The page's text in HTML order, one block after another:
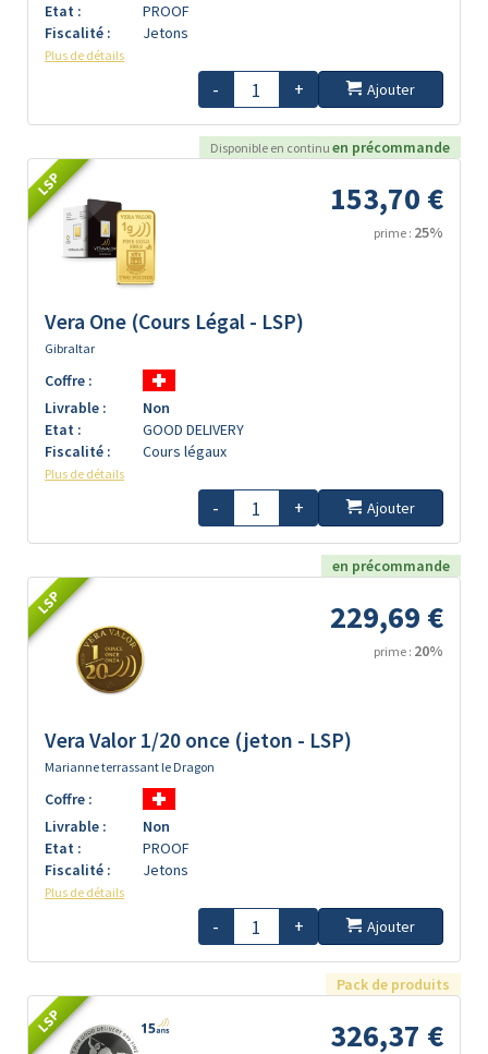
Etat :
PROOF
Fiscalité :
Jetons
Plus de détails
- + Ajouter
Disponible en continu en précommande
LSP 153,70 €
prime : 25%
Vera One (Cours Légal - LSP)
Gibraltar
Coffre :
Livrable :
Non
Etat :
GOOD DELIVERY
Fiscalité :
Cours légaux
Plus de détails
- + Ajouter
en précommande
LSP 229,69 €
prime : 20%
Vera Valor 1/20 once (jeton - LSP)
Marianne terrassant le Dragon
Coffre :
Livrable :
Non
Etat :
PROOF
Fiscalité :
Jetons
Plus de détails
- + Ajouter
Pack de produits
LSP 326,37 €